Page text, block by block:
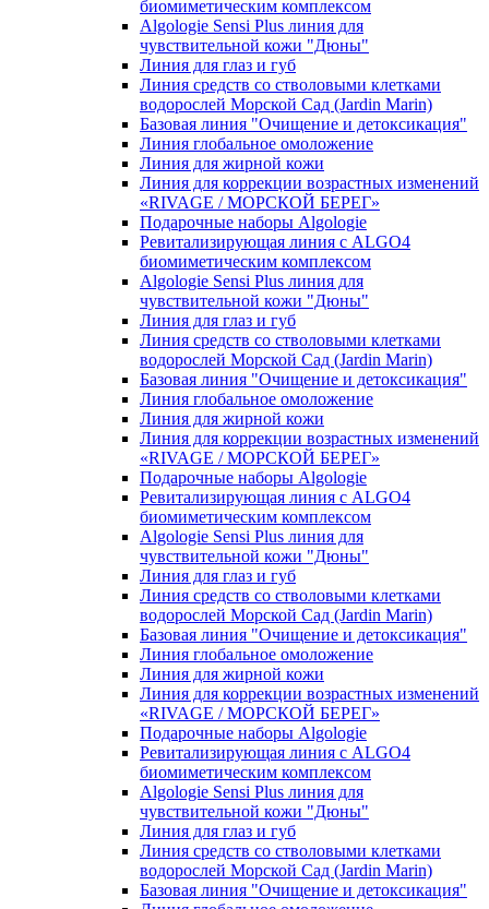
биомиметическим комплексом
Algologie Sensi Plus линия для
чувcтвительной кожи "Дюны"
Линия для глаз и губ
Линия средств со стволовыми клетками
водорослей Морской Сад (Jardin Marin)
Базовая линия "Очищение и детоксикация"
Линия глобальное омоложение
Линия для жирной кожи
Линия для коррекции возрастных изменений
«RIVAGE / МОРСКОЙ БЕРЕГ»
Подарочные наборы Algologie
Ревитализирующая линия с ALGO4
биомиметическим комплексом
Algologie Sensi Plus линия для
чувcтвительной кожи "Дюны"
Линия для глаз и губ
Линия средств со стволовыми клетками
водорослей Морской Сад (Jardin Marin)
Базовая линия "Очищение и детоксикация"
Линия глобальное омоложение
Линия для жирной кожи
Линия для коррекции возрастных изменений
«RIVAGE / МОРСКОЙ БЕРЕГ»
Подарочные наборы Algologie
Ревитализирующая линия с ALGO4
биомиметическим комплексом
Algologie Sensi Plus линия для
чувcтвительной кожи "Дюны"
Линия для глаз и губ
Линия средств со стволовыми клетками
водорослей Морской Сад (Jardin Marin)
Базовая линия "Очищение и детоксикация"
Линия глобальное омоложение
Линия для жирной кожи
Линия для коррекции возрастных изменений
«RIVAGE / МОРСКОЙ БЕРЕГ»
Подарочные наборы Algologie
Ревитализирующая линия с ALGO4
биомиметическим комплексом
Algologie Sensi Plus линия для
чувcтвительной кожи "Дюны"
Линия для глаз и губ
Линия средств со стволовыми клетками
водорослей Морской Сад (Jardin Marin)
Базовая линия "Очищение и детоксикация"